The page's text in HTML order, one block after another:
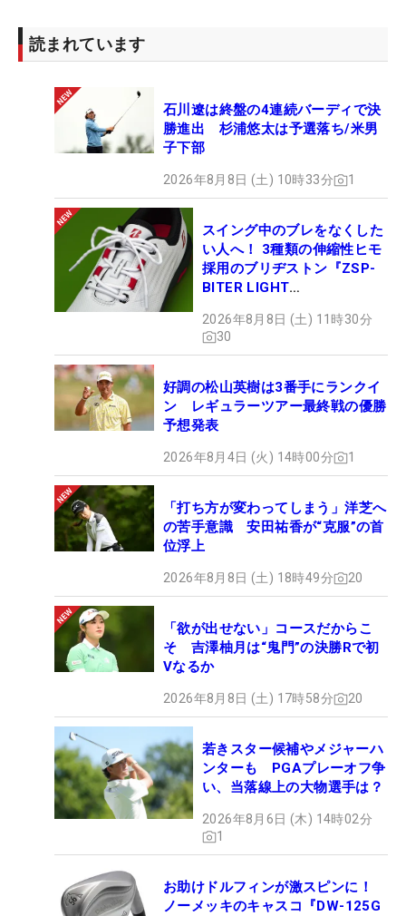
読まれています
石川遼は終盤の4連続バーディで決
勝進出 杉浦悠太は予選落ち/米男
子下部
2026年8月8日 (土) 10時33分 1
スイング中のブレをなくした
い人へ！ 3種類の伸縮性ヒモ
採用のブリヂストン『ZSP-
BITER LIGHT
ュー
2026年8月8日 (土) 11時30分
30
好調の松山英樹は3番手にランクイ
ン レギュラーツアー最終戦の優勝
予想発表
2026年8月4日 (火) 14時00分 1
「打ち方が変わってしまう」洋芝へ
の苦手意識 安田祐香が“克服”の首
位浮上
2026年8月8日 (土) 18時49分 20
「欲が出せない」コースだからこ
そ 吉澤柚月は“鬼門”の決勝Rで初
Vなるか
2026年8月8日 (土) 17時58分 20
若きスター候補やメジャーハ
ンターも PGAプレーオフ争
い、当落線上の大物選手は？
2026年8月6日 (木) 14時02分
1
お助けドルフィンが激スピンに！
ノーメッキのキャスコ『DW-125G